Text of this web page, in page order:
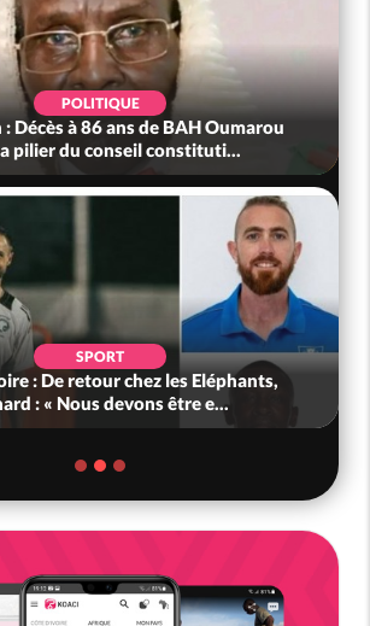
POLITIQUE
Décès à 86 ans de BAH Oumarou
pilier du conseil constituti...
SPORT
: De retour chez les Eléphants,
: « Nous devons être e...